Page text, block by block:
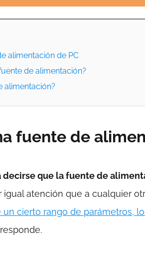
alimentación de PC
de alimentación?
alimentación?
fuente de
decirse que la fuente de
atención que a cualquier
cierto rango de parámetros,